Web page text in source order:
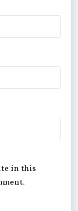
in this